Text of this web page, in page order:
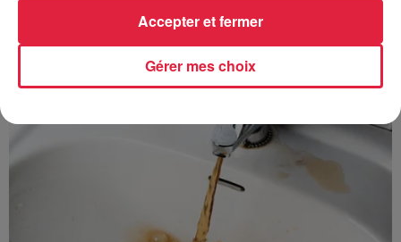
À découvrir également
Gérer mes choix
Accepter et fermer